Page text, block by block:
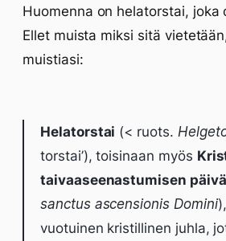
Huomenna on helatorstai, joka
Ellet muista miksi sitä
muistiasi:
Helatorstai (< ruots.
torstai’), toisinaan myös
taivaaseenastumisen päivä
sanctus ascensionis Domini
vuotuinen kristillinen juhla,